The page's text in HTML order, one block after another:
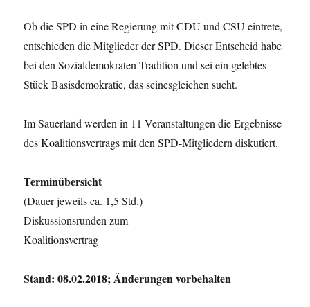
Ob die SPD in eine Regierung mit CDU und CSU eintrete,
entschieden die Mitglieder der SPD. Dieser Entscheid habe
bei den Sozialdemokraten Tradition und sei ein gelebtes
Stück Basisdemokratie, das seinesgleichen sucht.
Im Sauerland werden in 11 Veranstaltungen die Ergebnisse
des Koalitionsvertrags mit den SPD-Mitgliedern diskutiert.
Terminübersicht
(Dauer jeweils ca. 1,5 Std.)
Diskussionsrunden zum
Koalitionsvertrag
Stand: 08.02.2018; Änderungen vorbehalten